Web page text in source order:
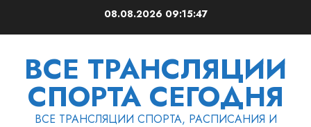
08.08.2026 09:15:47
ВСЕ ТРАНСЛЯЦИИ
СПОРТА СЕГОДНЯ
ВСЕ ТРАНСЛЯЦИИ СПОРТА, РАСПИСАНИЯ И